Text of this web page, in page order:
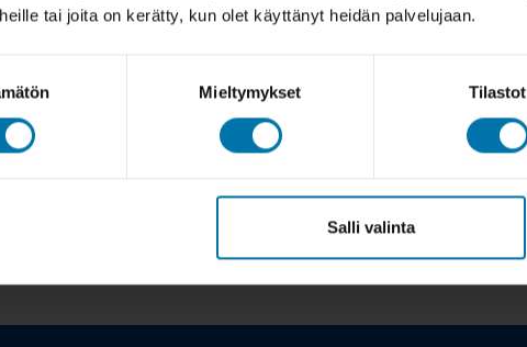
tai joita on kerätty, kun olet käyttänyt heidän palvelujaan.
Mieltymykset Tilastot
Salli valinta